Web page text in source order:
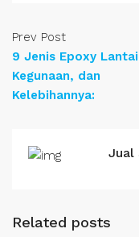
Prev Post
9 Jenis Epoxy
Kegunaan, dan
Kelebihannya:
Jual
Related posts